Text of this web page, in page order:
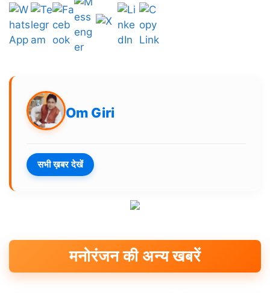
Om Giri
सभी ख़बर देखें
मनोरंजन की अन्य खबरें